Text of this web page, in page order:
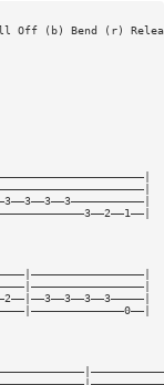
Off (b) Bend (r)